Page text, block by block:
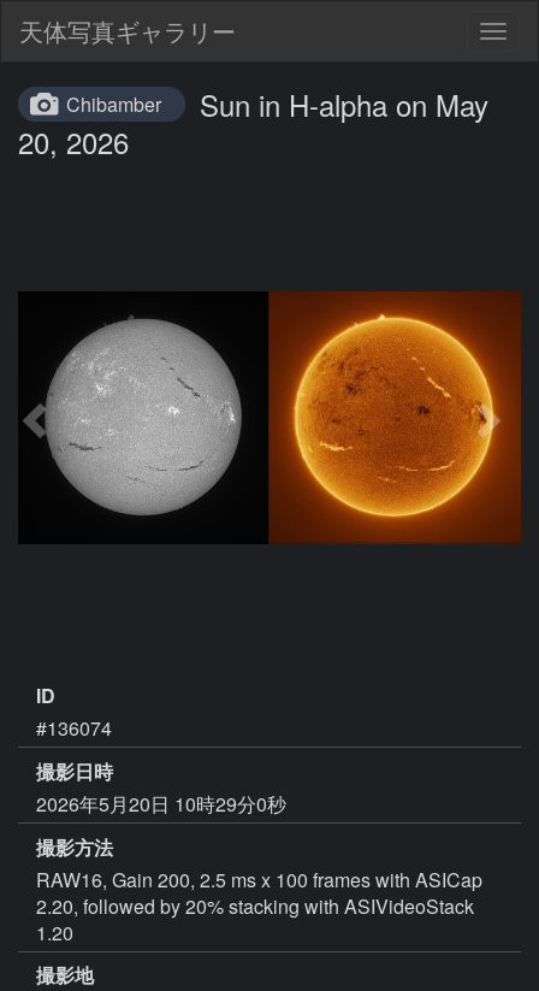
天体写真ギャラリー
Chibamber
Sun in H-alpha on May
20, 2026
ID
#136074
撮影日時
2026年5月20日 10時29分0秒
撮影方法
RAW16, Gain 200, 2.5 ms x 100 frames with ASICap
2.20, followed by 20% stacking with ASIVideoStack
1.20
撮影地